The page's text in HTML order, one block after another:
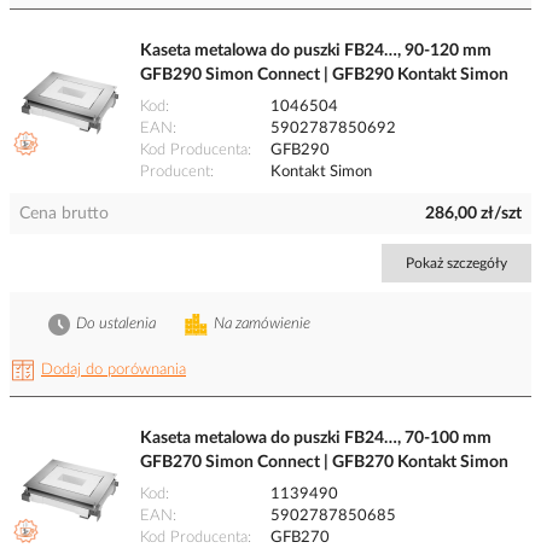
Kaseta metalowa do puszki FB24…, 90-120 mm
GFB290 Simon Connect | GFB290 Kontakt Simon
Kod
1046504
EAN
5902787850692
Kod Producenta
GFB290
Producent
Kontakt Simon
Cena brutto 286,00 zł/szt
Pokaż szczegóły
Dodaj do porównania
Na zamówienie
Do ustalenia
Kaseta metalowa do puszki FB24…, 70-100 mm
GFB270 Simon Connect | GFB270 Kontakt Simon
Kod
1139490
EAN
5902787850685
Kod Producenta
GFB270